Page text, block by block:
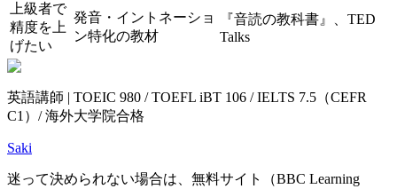
上級者で
精度を上
げたい
発音・イントネーショ
ン特化の教材
『音読の教科書』、TED
Talks
英語講師 | TOEIC 980 / TOEFL iBT 106 / IELTS 7.5（CEFR
C1）/ 海外大学院合格
Saki
迷って決められない場合は、無料サイト（BBC Learning